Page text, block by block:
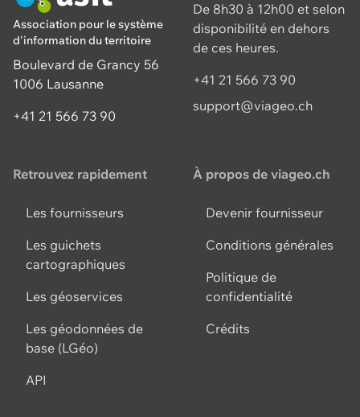
Association pour le système
d'information du territoire
Boulevard de Grancy 56
1006 Lausanne
+41 21 566 73 90
De 8h30 à 12h00 et selon
disponibilité en dehors
de ces heures.
+41 21 566 73 90
support@viageo.ch
Retrouvez rapidement
Les fournisseurs
Les guichets
cartographiques
Les géoservices
Les géodonnées de
base (LGéo)
API
À propos de viageo.ch
Devenir fournisseur
Conditions générales
Politique de
confidentialité
Crédits